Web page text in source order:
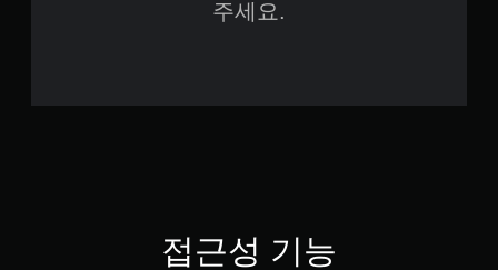
주세요.
접근성 기능